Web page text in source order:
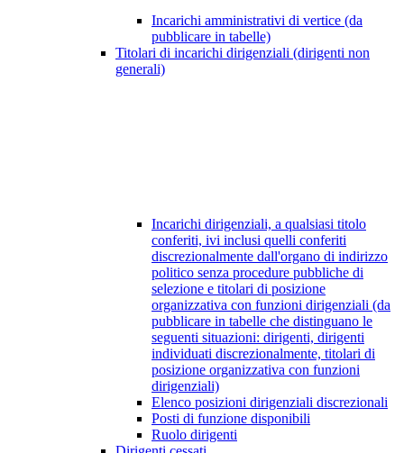
Incarichi amministrativi di vertice (da
pubblicare in tabelle)
Titolari di incarichi dirigenziali (dirigenti non
generali)
Incarichi dirigenziali, a qualsiasi titolo
conferiti, ivi inclusi quelli conferiti
discrezionalmente dall'organo di indirizzo
politico senza procedure pubbliche di
selezione e titolari di posizione
organizzativa con funzioni dirigenziali (da
pubblicare in tabelle che distinguano le
seguenti situazioni: dirigenti, dirigenti
individuati discrezionalmente, titolari di
posizione organizzativa con funzioni
dirigenziali)
Elenco posizioni dirigenziali discrezionali
Posti di funzione disponibili
Ruolo dirigenti